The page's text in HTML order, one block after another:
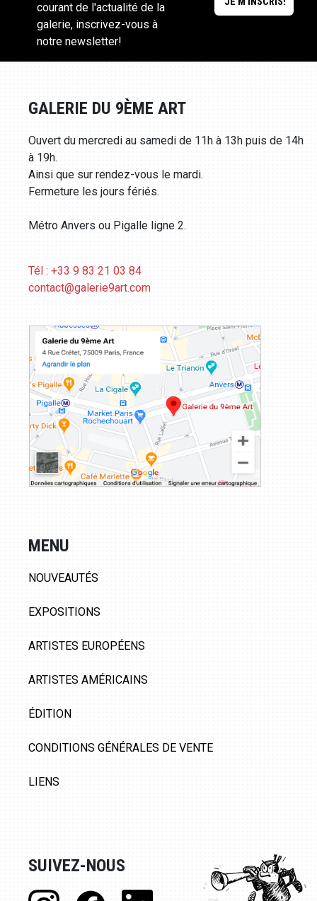
courant de l'actualité de la
galerie, inscrivez-vous à
notre newsletter!
GALERIE DU 9ÈME ART
Ouvert du mercredi au samedi de 11h à 13h puis de 14h
à 19h.
Ainsi que sur rendez-vous le mardi.
Fermeture les jours fériés.
Métro Anvers ou Pigalle ligne 2.
Tél : +33 9 83 21 03 84
contact@galerie9art.com
MENU
NOUVEAUTÉS
EXPOSITIONS
ARTISTES EUROPÉENS
ARTISTES AMÉRICAINS
ÉDITION
CONDITIONS GÉNÉRALES DE VENTE
LIENS
SUIVEZ-NOUS